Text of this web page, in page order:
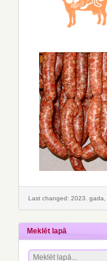
Last changed: 2023. gada,
Meklēt lapā